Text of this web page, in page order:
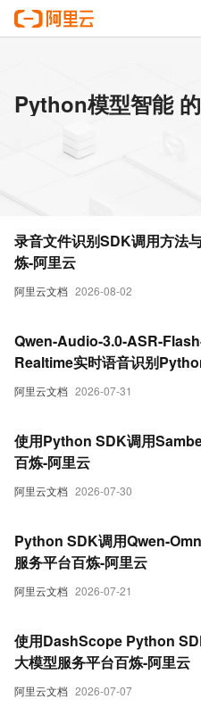
Python模型智能
阿里云文档 2026-08-02
录音文件识别SDK调用方法
炼-阿里云
阿里云文档 2026-07-31
Qwen-Audio-3.0-ASR-
Realtime实时语音识别
阿里云文档 2026-07-30
使用Python SDK调用
百炼-阿里云
阿里云文档 2026-07-21
Python SDK调用Qwen-
服务平台百炼-阿里云
阿里云文档 2026-07-07
使用DashScope Python
大模型服务平台百炼-阿里云